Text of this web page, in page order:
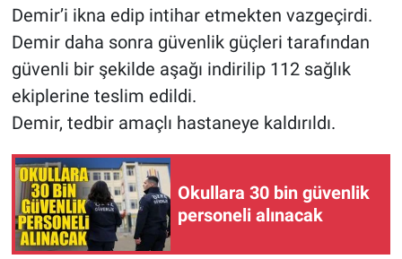
Demir’i ikna edip intihar etmekten vazgeçirdi.
Demir daha sonra güvenlik güçleri tarafından
güvenli bir şekilde aşağı indirilip 112 sağlık
ekiplerine teslim edildi.
Demir, tedbir amaçlı hastaneye kaldırıldı.
Okullara 30 bin güvenlik
personeli alınacak